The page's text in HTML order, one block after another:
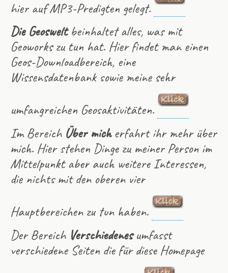
hier auf MP3-Predigten gelegt.
Die Geosweltbeinhaltet alles, was mit
Geoworks zu tun hat. Hier findet man einen
Geos-Downloadbereich, eine
Wissensdatenbank sowie meine sehr
umfangreichen Geosaktivitäten.
Im Bereich Über micherfahrt ihr mehr über
mich. Hier stehen Dinge zu meiner Person im
Mittelpunkt aber auch weitere Interessen,
die nichts mit den oberen vier
Hauptbereichen zu tun haben.
Der Bereich Verschiedenesumfasst
verschiedene Seiten die für diese Homepage